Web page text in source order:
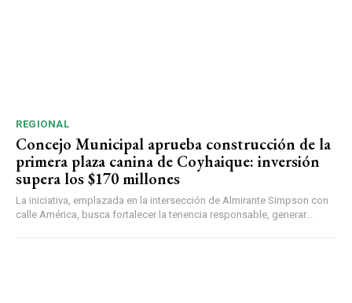
REGIONAL
Concejo Municipal aprueba construcción de la
primera plaza canina de Coyhaique: inversión
supera los $170 millones
La iniciativa, emplazada en la intersección de Almirante Simpson con
calle América, busca fortalecer la tenencia responsable, generar...